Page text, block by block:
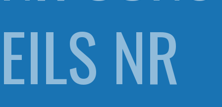
EILS NR